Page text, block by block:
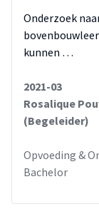
Onderzoek
kunnen …
2021-03
Rosalique
(Begeleider)
Opvoeding &
Bachelor